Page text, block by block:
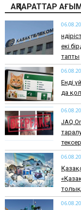
АҚПАРАТТАР
екі
тапты
Енді
да